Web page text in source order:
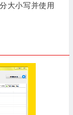
大小写并使用